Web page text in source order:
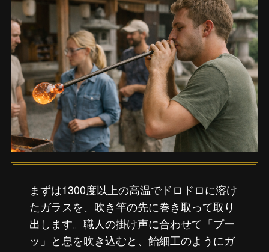
まずは1300度以上の高温でドロドロに溶け
たガラスを、吹き竿の先に巻き取って取り
出します。職人の掛け声に合わせて「プー
ッ」と息を吹き込むと、飴細工のようにガ